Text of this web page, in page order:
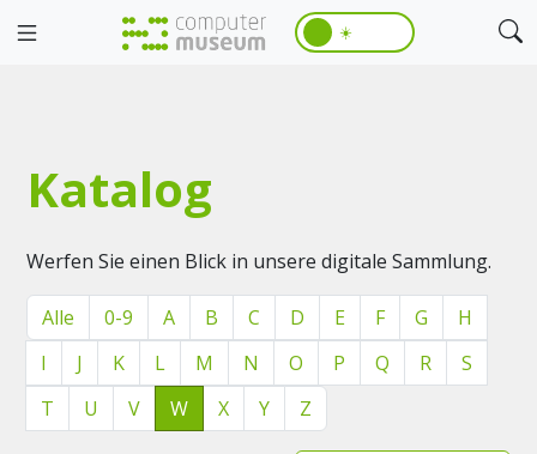
☀️
Katalog
Werfen Sie einen Blick in unsere digitale Sammlung.
Alle 0-9 A B C D E F G
H
I
J K L M N O P Q R
S
T
U V W X Y Z